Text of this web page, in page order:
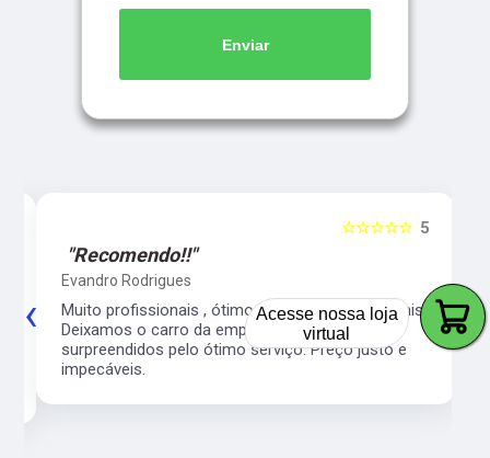
Enviar
5
☆☆☆☆☆
"Recomendo!!"
Evandro Rodrigues
Muito profissionais , ótimo atendimento , pontuais.
Deixamos o carro da empresa e fomos
surpreendidos pelo ótimo serviço. Preço justo e
impecáveis.
‹ ›
Acesse nossa loja
virtual